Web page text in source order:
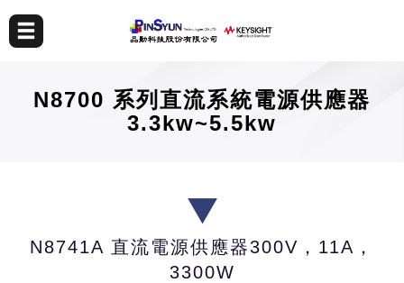
N8700 系列直流系統電源供應器
3.3kw~5.5kw
N8741A 直流電源供應器300V，11A，
3300W